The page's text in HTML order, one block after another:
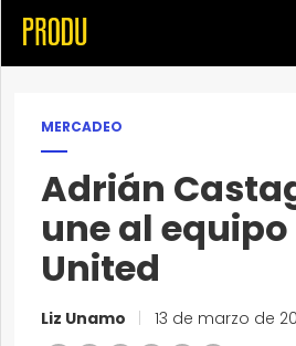
MERCADEO
Adrián
une al equipo
United
Liz Unamo 13 de marzo de